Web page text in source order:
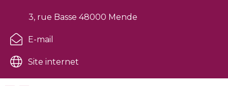
3, rue Basse 48000 Mende
E-mail
Site internet